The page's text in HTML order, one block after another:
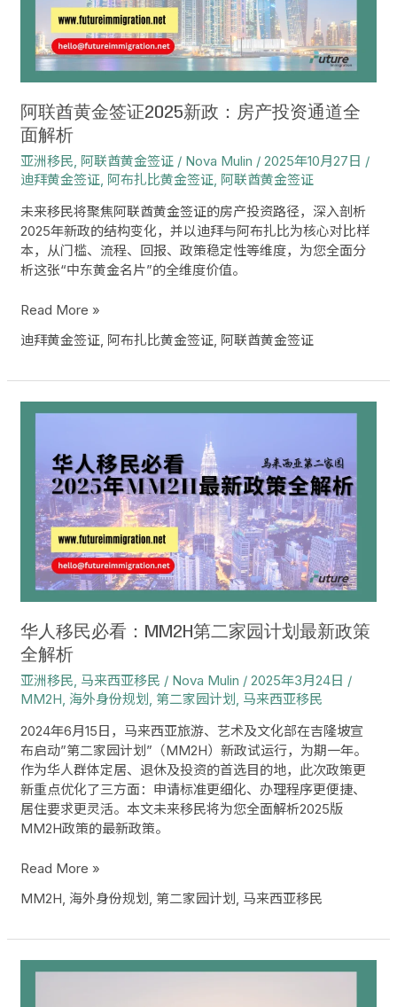
阿联酋黄金签证2025新政：房产投资通道全
面解析
亚洲移民, 阿联酋黄金签证 / Nova Mulin /2025年10月27日 /
迪拜黄金签证, 阿布扎比黄金签证, 阿联酋黄金签证
未来移民将聚焦阿联酋黄金签证的房产投资路径，深入剖析
2025年新政的结构变化，并以迪拜与阿布扎比为核心对比样
本，从门槛、流程、回报、政策稳定性等维度，为您全面分
析这张“中东黄金名片”的全维度价值。
政：
房
产
投
资
通
道
全
面
解
析
Read More »
迪拜黄金签证 阿布扎比黄金签证 阿联酋黄金签证
华人移民必看：MM2H第二家园计划最新政策
全解析
亚洲移民, 马来西亚移民 / Nova Mulin /2025年3月24日 /
MM2H, 海外身份规划, 第二家园计划, 马来西亚移民
2024年6月15日，马来西亚旅游、艺术及文化部在吉隆坡宣
布启动”第二家园计划”（MM2H）新政试运行，为期一年。
作为华人群体定居、退休及投资的首选目的地，此次政策更
新重点优化了三方面：申请标准更细化、办理程序更便捷、
居住要求更灵活。本文未来移民将为您全面解析2025版
MM2H政策的最新政策。
看：
MM2H
园
计
划
最
新
政
全
解
析
Read More »
MM2H 海外身份规划 第二家园计划 马来西亚移民